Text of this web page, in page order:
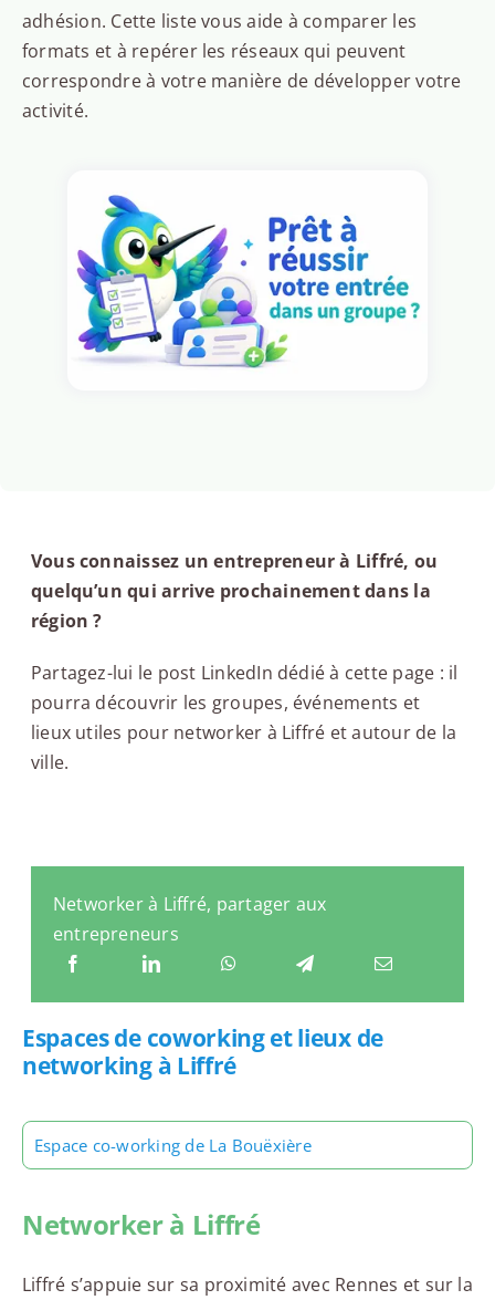
adhésion. Cette liste vous aide à comparer les
formats et à repérer les réseaux qui peuvent
correspondre à votre manière de développer votre
activité.
Vous connaissez un entrepreneur à Liffré, ou
quelqu’un qui arrive prochainement dans la
région ?
Partagez-lui le post LinkedIn dédié à cette page : il
pourra découvrir les groupes, événements et
lieux utiles pour networker à Liffré et autour de la
ville.
Networker à Liffré, partager aux
entrepreneurs
Espaces de coworking et lieux de
networking à Liffré
Espace co-working de La Bouëxière
Networker à Liffré
Liffré s’appuie sur sa proximité avec Rennes et sur la